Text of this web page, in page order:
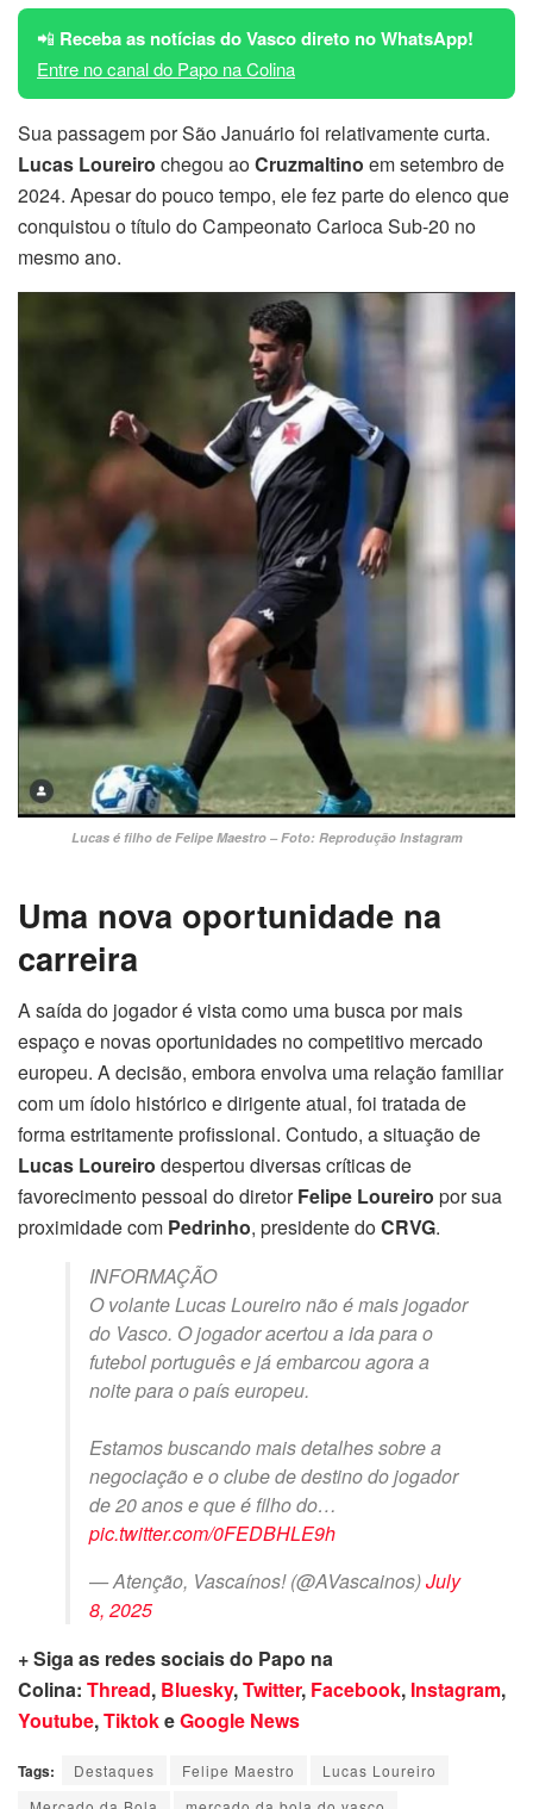
📲 Receba as notícias do Vasco direto no WhatsApp!
Entre no canal do Papo na Colina
Sua passagem por São Januário foi relativamente curta.
Lucas Loureiro chegou aoCruzmaltino em setembro de
2024. Apesar do pouco tempo, ele fez parte do elenco que
conquistou o título do Campeonato Carioca Sub-20 no
mesmo ano.
Lucas é filho de Felipe Maestro – Foto: Reprodução Instagram
Uma nova oportunidade na
carreira
A saída do jogador é vista como uma busca por mais
espaço e novas oportunidades no competitivo mercado
europeu. A decisão, embora envolva uma relação familiar
com um ídolo histórico e dirigente atual, foi tratada de
forma estritamente profissional. Contudo, a situação de
Lucas Loureiro despertou diversas críticas de
favorecimento pessoal do diretorFelipe Loureiro por sua
proximidade com Pedrinho, presidente doCRVG.
INFORMAÇÃO
O volante Lucas Loureiro não é mais jogador
do Vasco. O jogador acertou a ida para o
futebol português e já embarcou agora a
noite para o país europeu.
Estamos buscando mais detalhes sobre a
negociação e o clube de destino do jogador
de 20 anos e que é filho do…
pic.twitter.com/0FEDBHLE9h
— Atenção, Vascaínos! (@AVascainos)July
8, 2025
+ Siga as redes sociais do Papo na
Colina: Thread, Bluesky,Twitter, Facebook, Instagram,
Youtube,TiktokeGoogle News
Tags: Destaques Felipe Maestro
Lucas Loureiro